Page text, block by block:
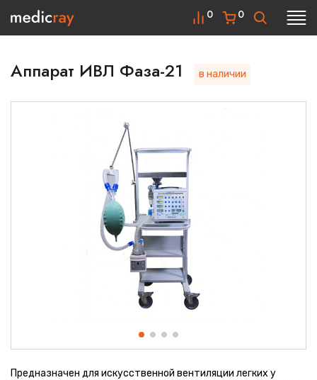
0
0
Аппарат ИВЛ Фаза-21 в наличии
Предназначен для искусственной вентиляции легких у